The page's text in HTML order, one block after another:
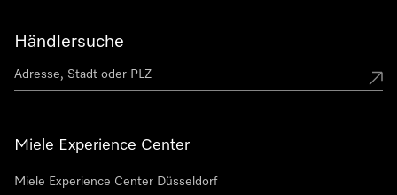
Händlersuche
Miele Experience Center
Miele Experience Center Düsseldorf